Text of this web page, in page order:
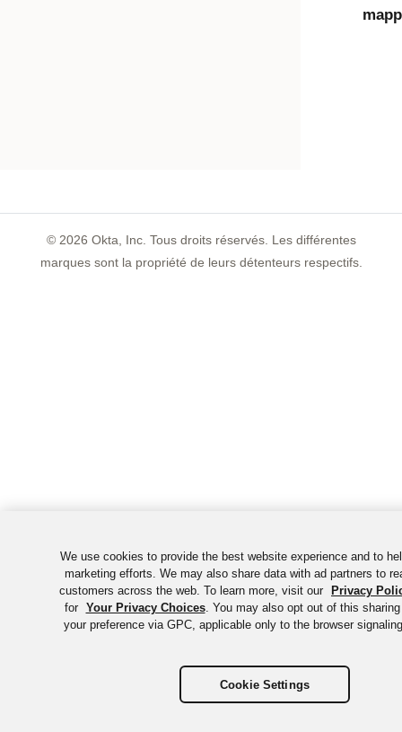
© 2026 Okta, Inc. Tous droits réservés. Les différentes
marques sont la propriété de leurs détenteurs respectifs.
We use cookies to provide the best website experience and to
marketing efforts. We may also share data with ad partners to
customers across the web. To learn more, visit our
Privacy
for Your Privacy Choices. You may also opt out of this
your preference via GPC, applicable only to the browser
Cookie Settings